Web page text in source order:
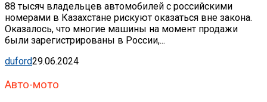
88 тысяч владельцев автомобилей с российскими
номерами в Казахстане рискуют оказаться вне закона.
Оказалось, что многие машины на момент продажи
были зарегистрированы в России,...
duford29.06.2024
Авто-мото